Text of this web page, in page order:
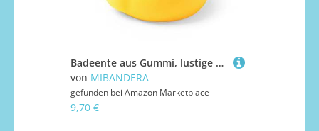
Badeente aus Gummi, lustige Farben, wasser- und schmutzabweisend, ideal für das Babybad, ab 6 Monaten (Gelb)
von MIBANDERA
gefunden bei Amazon Marketplace
9,70 €